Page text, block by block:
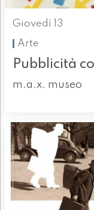
Giovedì 13
Arte
Pubblicità
m.a.x. museo